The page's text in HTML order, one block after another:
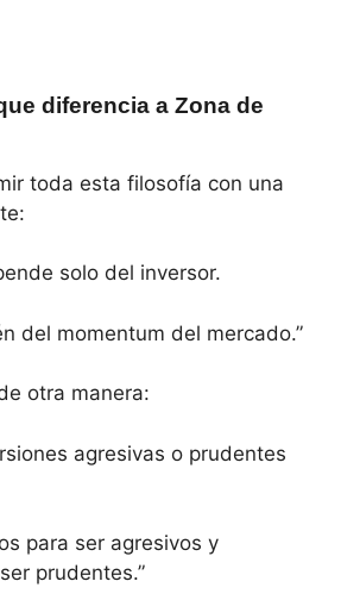
diferencia a Zona de
toda esta filosofía con una
solo del inversor.
del momentum del mercado.”
otra manera:
agresivas o prudentes
para ser agresivos y
prudentes.”